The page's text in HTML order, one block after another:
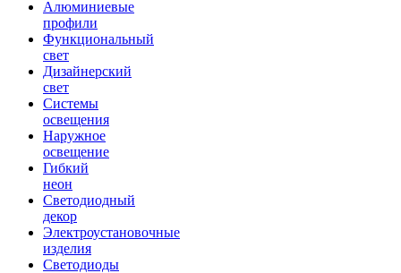
Алюминиевые
профили
Функциональный
свет
Дизайнерский
свет
Системы
освещения
Наружное
освещение
Гибкий
неон
Светодиодный
декор
Электроустановочные
изделия
Светодиоды